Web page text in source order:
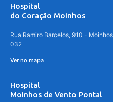
Hospital
do Coração Moinhos
Rua Ramiro Barcelos, 910 -
032
Ver no mapa
Hospital
Moinhos de Vento Pontal